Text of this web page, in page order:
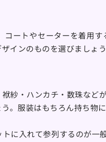
ートやセーターを着用
インのものを選びましょう
紗・ハンカチ・数珠などが
。服装はもちろん持ち
に入れて参列するのが一